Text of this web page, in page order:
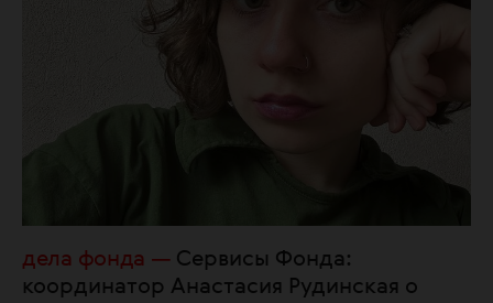
дела фонда
Сервисы Фонда:
координатор Анастасия Рудинская о